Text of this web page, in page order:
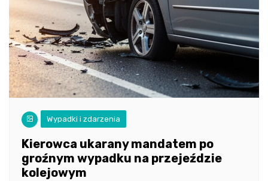
Wypadki i zdarzenia
Kierowca ukarany mandatem po
groźnym wypadku na przejeździe
kolejowym